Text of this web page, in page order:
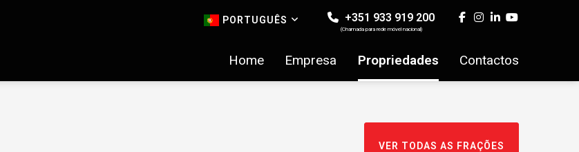
PORTUGUÊS +351 933 919 200
(Chamada para rede móvel nacional)
Home Empresa Propriedades Contactos
VER TODAS AS FRAÇÕES